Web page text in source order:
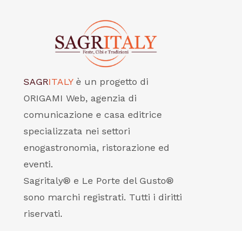
SAGRITALY è un progetto di
ORIGAMI Web, agenzia di
comunicazione e casa editrice
specializzata nei settori
enogastronomia, ristorazione ed
eventi.
Sagritaly® e Le Porte del Gusto®
sono marchi registrati. Tutti i diritti
riservati.